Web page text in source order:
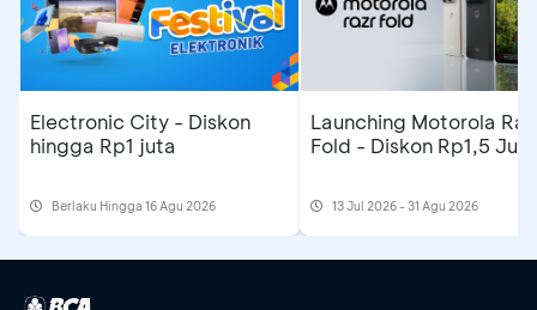
Electronic City - Diskon
hingga Rp1 juta
Berlaku Hingga 16 Agu 2026
Launching Motorola
Fold - Diskon Rp1,5 Juta
13 Jul 2026 - 31 Agu 2026